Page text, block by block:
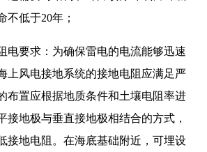
不低于20年；
电要求：为确保雷电的电流能够迅速
上风电接地系统的接地电阻应满足严
布置应根据地质条件和土壤电阻率进
接地极与垂直接地极相结合的方式，
接地电阻。在海底基础附近，可埋设